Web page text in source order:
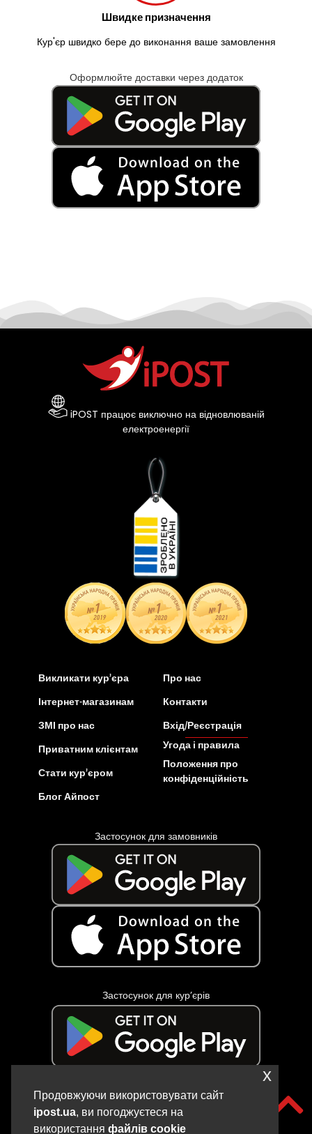
Швидке призначення
Кур'єр швидко бере до виконання ваше замовлення
Оформлюйте доставки через додаток
iPOST працює виключно на відновлюваній
електроенергії
Викликати кур’єра
Інтернет-магазинам
ЗМІ про нас
Приватним клієнтам
Стати кур’єром
Блог Айпост
Про нас
Контакти
Вхід/Реєстрація
Угода і правила
Положення про
конфіденційність
Застосунок для замовників
Застосунок для кур’єрів
Продовжуючи використовувати сайт
ipost.ua, ви погоджуєтеся на
використання файлів cookie
x